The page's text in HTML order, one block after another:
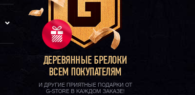
ДЕРЕВЯННЫЕ БРЕЛОКИ
ВСЕМ ПОКУПАТЕЛЯМ
И ДРУГИЕ ПРИЯТНЫЕ ПОДАРКИ ОТ
G-STORE В КАЖДОМ ЗАКАЗЕ!